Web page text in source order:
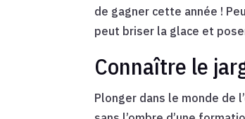
de gagner cette année !
peut briser la glace et
Connaître le
Plonger dans le monde de